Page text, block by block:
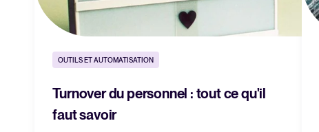
OUTILS ET AUTOMATISATION
Turnover du personnel : tout ce qu'il
faut savoir